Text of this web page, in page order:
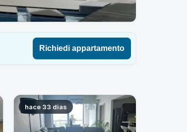
Richiedi appartamento
hace 33 dias